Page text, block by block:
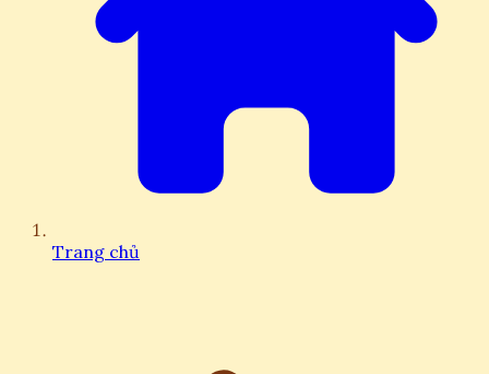
Trang chủ